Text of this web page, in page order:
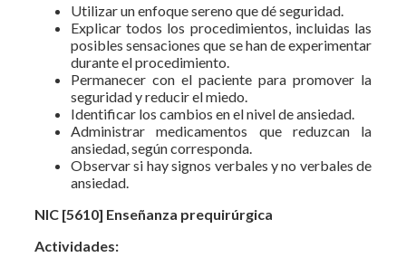
Utilizar un enfoque sereno que dé seguridad.
Explicar todos los procedimientos, incluidas las
posibles sensaciones que se han de experimentar
durante el procedimiento.
Permanecer con el paciente para promover la
seguridad y reducir el miedo.
Identificar los cambios en el nivel de ansiedad.
Administrar medicamentos que reduzcan la
ansiedad, según corresponda.
Observar si hay signos verbales y no verbales de
ansiedad.
NIC [5610] Enseñanza prequirúrgica
Actividades: